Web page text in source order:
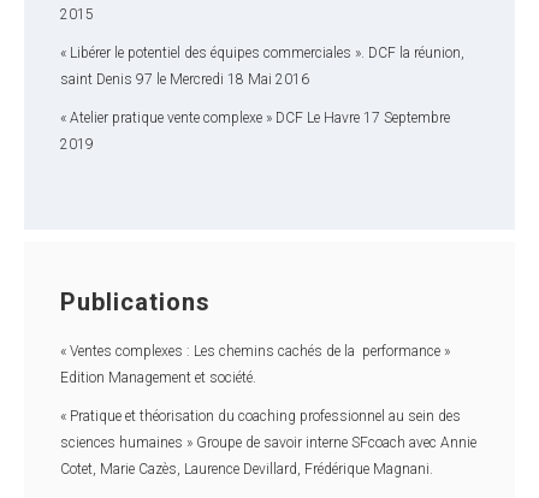
2015
« Libérer le potentiel des équipes commerciales ». DCF la réunion,
saint Denis 97 le Mercredi 18 Mai 2016
« Atelier pratique vente complexe » DCF Le Havre 17 Septembre
2019
Publications
« Ventes complexes : Les chemins cachés de la performance »
Edition Management et société.
« Pratique et théorisation du coaching professionnel au sein des
sciences humaines » Groupe de savoir interne SFcoach avec Annie
Cotet, Marie Cazès, Laurence Devillard, Frédérique Magnani.